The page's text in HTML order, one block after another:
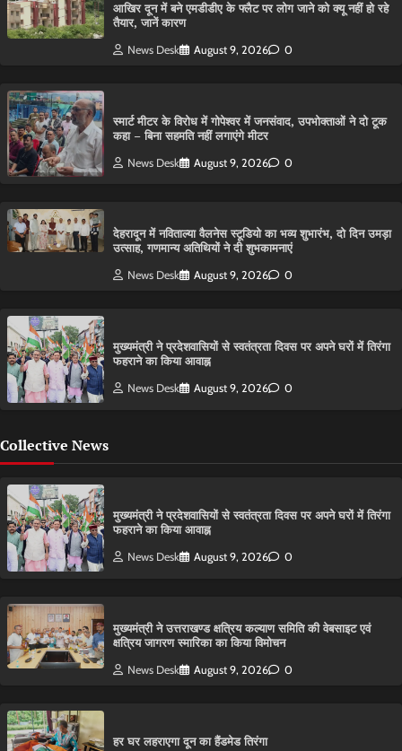
आ​खिर दून में बने एमडीडीए के फ्लैट पर लोग जाने को क्यू नहीं हो रहे
तैयार, जानें कारण
News Desk August 9, 2026 0
स्मार्ट मीटर के विरोध में गोपेश्वर में जनसंवाद, उपभोक्ताओं ने दो टूक
कहा – बिना सहमति नहीं लगाएंगे मीटर
News Desk August 9, 2026 0
देहरादून में नविताल्या वैलनेस स्टूडियो का भव्य शुभारंभ, दो दिन उमड़ा
उत्साह, गणमान्य अतिथियों ने दी शुभकामनाएं
News Desk August 9, 2026 0
मुख्यमंत्री ने प्रदेशवासियों से स्वतंत्रता दिवस पर अपने घरों में तिरंगा
फहराने का किया आवाह्न
News Desk August 9, 2026 0
Collective News
मुख्यमंत्री ने प्रदेशवासियों से स्वतंत्रता दिवस पर अपने घरों में तिरंगा
फहराने का किया आवाह्न
News Desk August 9, 2026 0
मुख्यमंत्री ने उत्तराखण्ड क्षत्रिय कल्याण समिति की वेबसाइट एवं
क्षत्रिय जागरण स्मारिका का किया विमोचन
News Desk August 9, 2026 0
हर घर लहराएगा दून का हैंडमेड तिरंगा